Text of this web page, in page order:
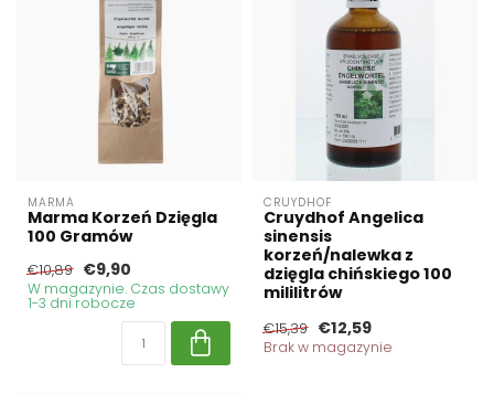
MARMA
Marma Korzeń Dzięgla
100 Gramów
€10,89 €9,90
W magazynie. Czas dostawy
1-3 dni robocze
CRUYDHOF
Cruydhof Angelica
sinensis
korzeń/nalewka z
dzięgla chińskiego 100
mililitrów
€15,39 €12,59
Brak w magazynie